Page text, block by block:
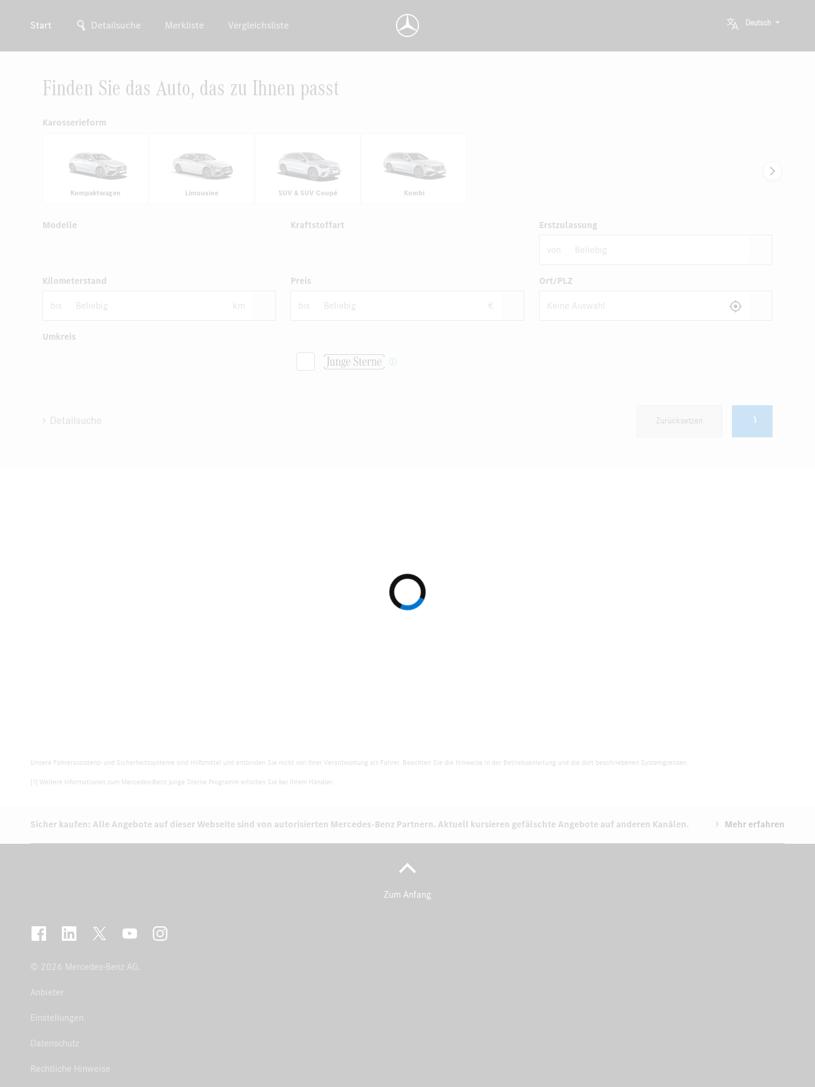
Start Detailsuche Merkliste Vergleichsliste Deutsch
Finden Sie das Auto, das zu Ihnen passt
Karosserieform
Kompaktwagen Limousine SUV & SUV Coupé Kombi
Modelle Kraftstoffart Erstzulassung
von
Kilometerstand
bis km
Preis
bis €
Ort/PLZ
Umkreis
Detailsuche Zurücksetzen
Unsere Fahrerassistenz- und Sicherheitssysteme sind Hilfsmittel und entbinden Sie nicht von Ihrer Verantwortung als Fahrer. Beachten Sie die Hinweise in der Betriebsanleitung und die dort beschriebenen Systemgrenzen.
[1] Weitere Informationen zum Mercedes-Benz Junge Sterne Programm erhalten Sie bei Ihrem Händler.
Sicher kaufen: Alle Angebote auf dieser Webseite sind von autorisierten Mercedes-Benz Partnern. Aktuell kursieren gefälschte Angebote auf anderen Kanälen. Mehr erfahren
Zum Anfang
© 2026 Mercedes-Benz AG.
Anbieter
Einstellungen
Datenschutz
Rechtliche Hinweise